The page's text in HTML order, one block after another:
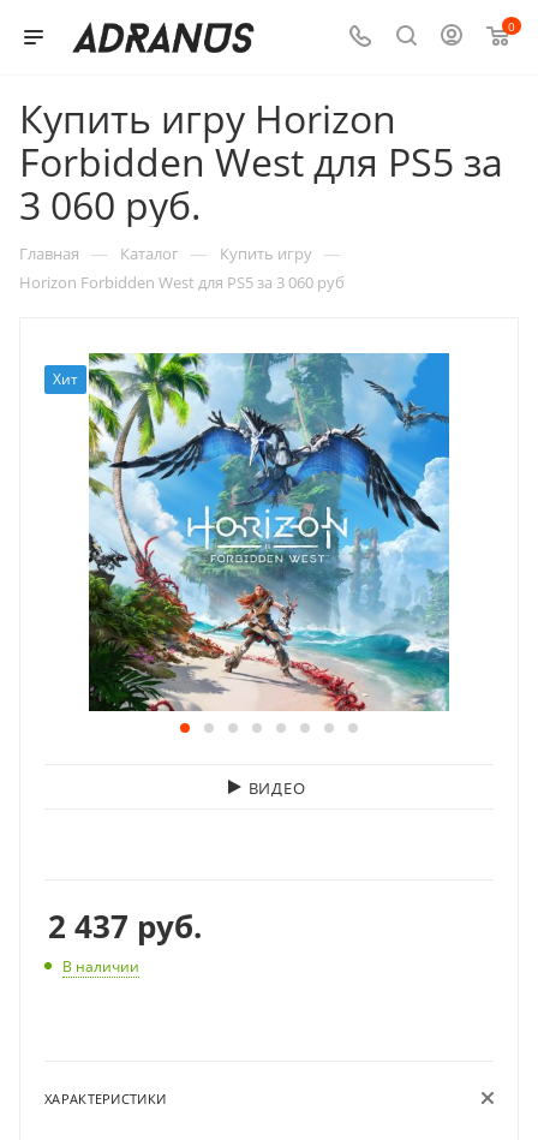
0
Купить игру Horizon
Forbidden West для PS5 за
3 060 руб.
Главная — Каталог — Купить игру —
Horizon Forbidden West для PS5 за 3 060 руб
Хит
ВИДЕО
2 437 руб.
В наличии
ХАРАКТЕРИСТИКИ